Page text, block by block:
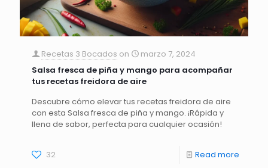
Recetas 3 Bocados on
marzo 7, 2024
Salsa fresca de piña y mango para acompañar
tus recetas freidora de aire
Descubre cómo elevar tus recetas freidora de aire
con esta Salsa fresca de piña y mango. ¡Rápida y
llena de sabor, perfecta para cualquier ocasión!
32 Read more